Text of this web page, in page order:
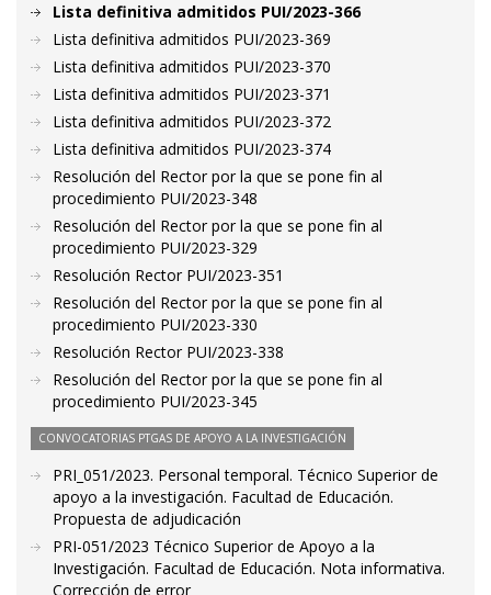
Lista definitiva admitidos PUI/2023-366
Lista definitiva admitidos PUI/2023-369
Lista definitiva admitidos PUI/2023-370
Lista definitiva admitidos PUI/2023-371
Lista definitiva admitidos PUI/2023-372
Lista definitiva admitidos PUI/2023-374
Resolución del Rector por la que se pone fin al
procedimiento PUI/2023-348
Resolución del Rector por la que se pone fin al
procedimiento PUI/2023-329
Resolución Rector PUI/2023-351
Resolución del Rector por la que se pone fin al
procedimiento PUI/2023-330
Resolución Rector PUI/2023-338
Resolución del Rector por la que se pone fin al
procedimiento PUI/2023-345
CONVOCATORIAS PTGAS DE APOYO A LA INVESTIGACIÓN
PRI_051/2023. Personal temporal. Técnico Superior de
apoyo a la investigación. Facultad de Educación.
Propuesta de adjudicación
PRI-051/2023 Técnico Superior de Apoyo a la
Investigación. Facultad de Educación. Nota informativa.
Corrección de error